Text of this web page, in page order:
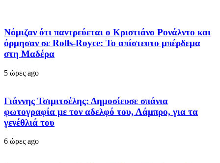
Νόμιζαν ότι παντρεύεται ο Κριστιάνο Ρονάλντο και
όρμησαν σε Rolls-Royce: Το απίστευτο μπέρδεμα
στη Μαδέρα
5 ώρες ago
Γιάννης Τσιμιτσέλης: Δημοσίευσε σπάνια
φωτογραφία με τον αδελφό του, Λάμπρο, για τα
γενέθλιά του
6 ώρες ago